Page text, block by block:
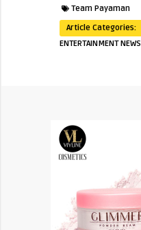
Team Payaman
Article Categories:
ENTERTAINMENT NEWS